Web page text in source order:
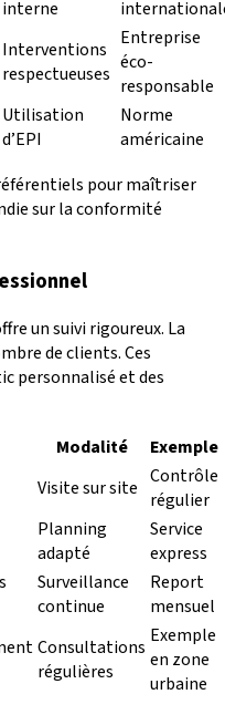
interne
Interventions
respectueuses
Entreprise
éco-
responsable
Utilisation
d’EPI
Norme
américaine
pour maîtriser
sur la conformité
un suivi rigoureux. La
de clients. Ces
personnalisé et des
Modalité
Exemple
Visite sur site Contrôle
régulier
Planning
adapté
Service
express
Surveillance
continue
Report
mensuel
Consultations
régulières
Exemple
en zone
urbaine